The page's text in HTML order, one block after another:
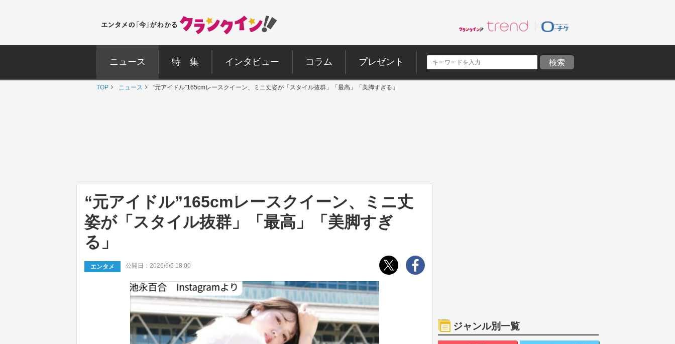
ニュース 特 集 インタビュー コラム プレゼント
TOP ニュース “元アイドル”165cmレースクイーン、ミニ丈姿が「スタイル抜群」「最高」「美脚すぎる」
“元アイドル”165cmレースクイーン、ミニ丈
姿が「スタイル抜群」「最高」「美脚すぎ
る」
エンタメ 公開日：2026/6/6 18:00
ジャンル別一覧